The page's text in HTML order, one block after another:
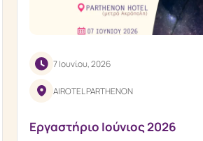
7 Ιουνίου, 2026
AIROTEL PARTHENON
Εργαστήριο Ιούνιος 2026